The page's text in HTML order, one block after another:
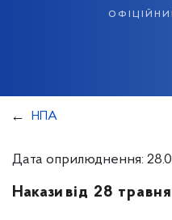
НПА
Дата оприлюднення:
Накази від 28